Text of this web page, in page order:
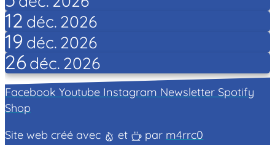
12 déc. 2026
19 déc. 2026
26 déc. 2026
Facebook Youtube Instagram Newsletter Spotify
Shop
Site web créé avec
et par m4rrc0